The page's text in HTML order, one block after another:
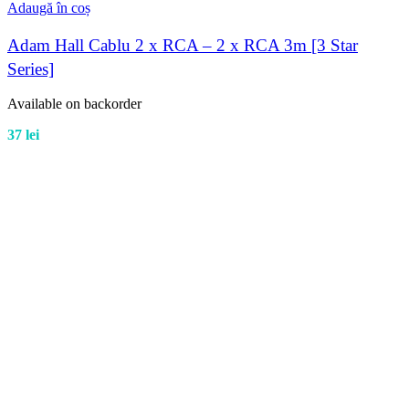
Adaugă în coș
Adam Hall Cablu 2 x RCA – 2 x RCA 3m [3 Star
Series]
Available on backorder
37 lei